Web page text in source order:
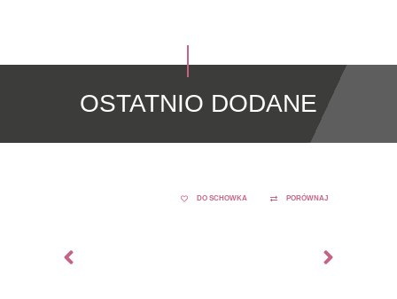
OSTATNIO DODANE
DO SCHOWKA PORÓWNAJ